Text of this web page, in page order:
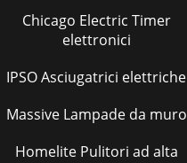
Chicago Electric Timer
elettronici
IPSO Asciugatrici elettriche
Massive Lampade da muro
Homelite Pulitori ad alta